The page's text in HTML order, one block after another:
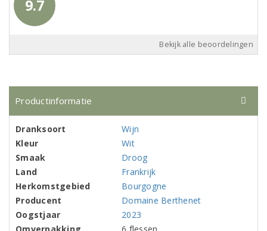
9.7
Bekijk alle beoordelingen
Productinformatie
Dranksoort
Wijn
Kleur
Wit
Smaak
Droog
Land
Frankrijk
Herkomstgebied
Bourgogne
Producent
Domaine Berthenet
Oogstjaar
2023